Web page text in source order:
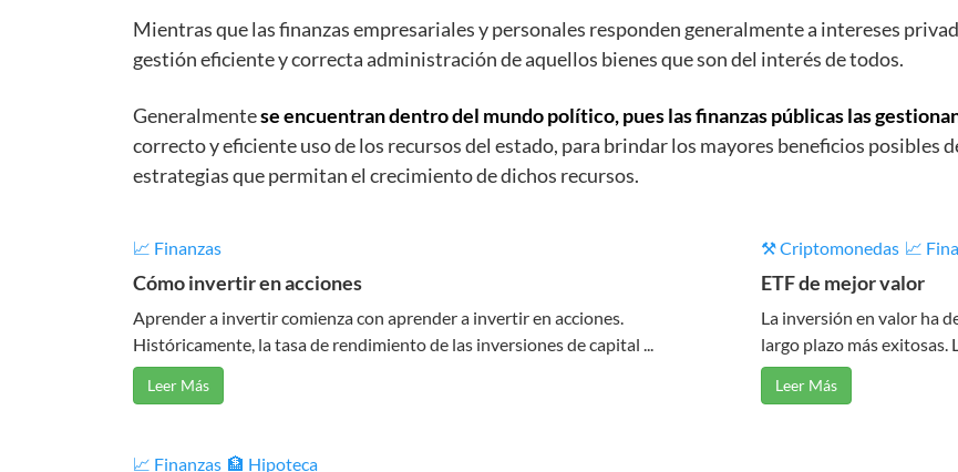
Mientras que las finanzas empresariales y personales responden generalmente a intereses
gestión eficiente y correcta administración de aquellos bienes que son del interés de todos.
Generalmentese encuentran dentro del mundo político, pues las finanzas públicas las
correcto y eficiente uso de los recursos del estado, para brindar los mayores beneficios posibles
estrategias que permitan el crecimiento de dichos recursos.
📈 Finanzas
Cómo invertir en acciones
Aprender a invertir comienza con aprender a invertir en acciones.
Históricamente, la tasa de rendimiento de las inversiones de capital ...
Leer Más
⚒️ Criptomonedas 📈
ETF de mejor valor
La inversión en valor ha
largo plazo más exitosas.
Leer Más
📈 Finanzas 🏦 Hipoteca